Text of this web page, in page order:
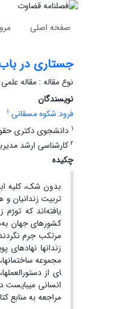
صفحه اصلی
جستاری در باب
نوع مقاله : مقاله
نویسندگان
فرود شکوه مسقانی 1
1 دانشجوی دکتری
2 کارشناسی ارشد
چکیده
بدون شک، کلیه
تربیت زندانیان
یافته‌­اند که
کشورهای جهان
مرتکب جرم
زندان­ها نهاد­های
مجموعه
ای از
انسانی می­بایست
مراجعه به منابع